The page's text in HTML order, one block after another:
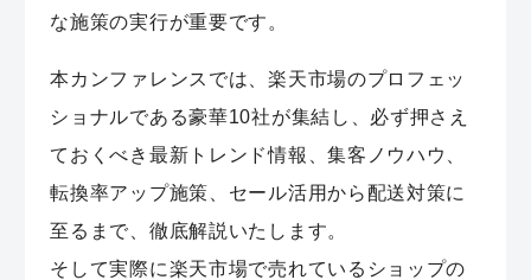
な施策の実行が重要です。
本カンファレンスでは、楽天市場のプロフェッ
ショナルである豪華10社が集結し、必ず押さえ
ておくべき最新トレンド情報、集客ノウハウ、
転換率アップ施策、セール活用から配送対策に
至るまで、徹底解説いたします。
そして実際に楽天市場で売れているショップの